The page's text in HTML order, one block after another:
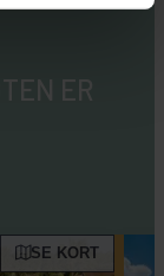
ER
SE KORT